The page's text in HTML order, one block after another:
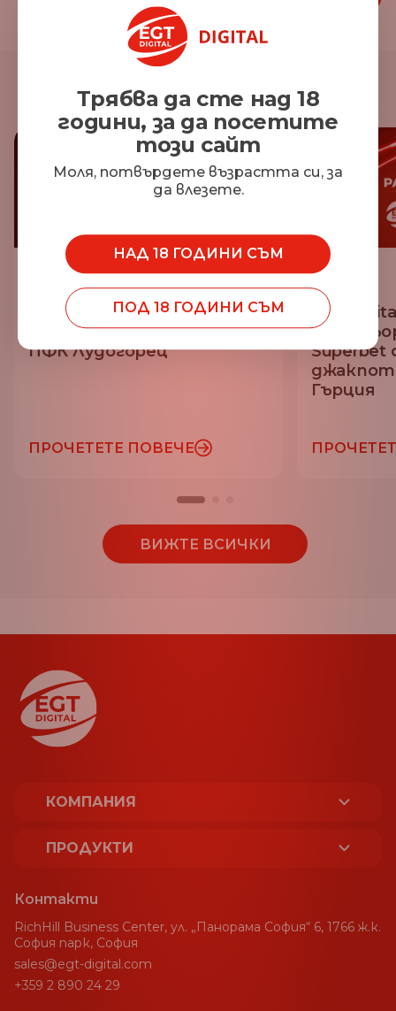
Други новини
14.07.2026
EGT Digital става
официален спонсор на
ПФК Лудогорец
ПРОЧЕТЕТЕ ПОВЕЧЕ
25.06.2026
EGT
Superbet
джакпот
Гърция
ВИЖТЕ ВСИЧКИ
КОМПАНИЯ
ЗА НАС
УСТОЙЧИВОСТ
НАГРАДИ
ПРОДУКТИ
ПЛАТФОРМА
СПОРТ
ГЕЙМИНГ АГРЕГАТОР
Контакти
RichHill Business Center, ул. „Панорама София“ 6, 1766 ж.к.
София парк, София
sales@egt-digital.com
+359 2 890 24 29
Трябва да сте над 18
години, за да посетите
този сайт
Моля, потвърдете възрастта си, за
да влезете.
НАД 18 ГОДИНИ СЪМ
ПОД 18 ГОДИНИ СЪМ